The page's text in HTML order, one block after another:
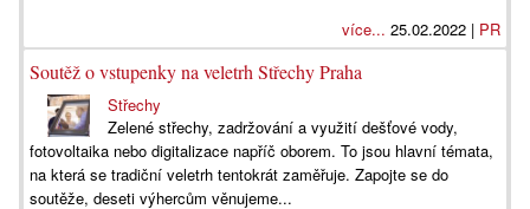
více... 25.02.2022 | PR
Soutěž o vstupenky na veletrh Střechy Praha
Střechy
Zelené střechy, zadržování a využití dešťové vody,
fotovoltaika nebo digitalizace napříč oborem. To jsou hlavní témata,
na která se tradiční veletrh tentokrát zaměřuje. Zapojte se do
soutěže, deseti výhercům věnujeme...